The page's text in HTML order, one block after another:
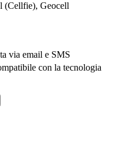
(Cellfie), Geocell
via email e SMS
con la tecnologia